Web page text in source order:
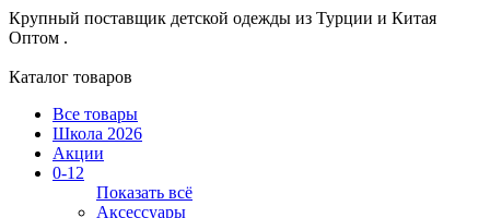
Крупный поставщик детской одежды из Турции и Китая
Оптом .
Каталог товаров
Все товары
Школа 2026
Акции
0-12
Показать всё
Аксессуары